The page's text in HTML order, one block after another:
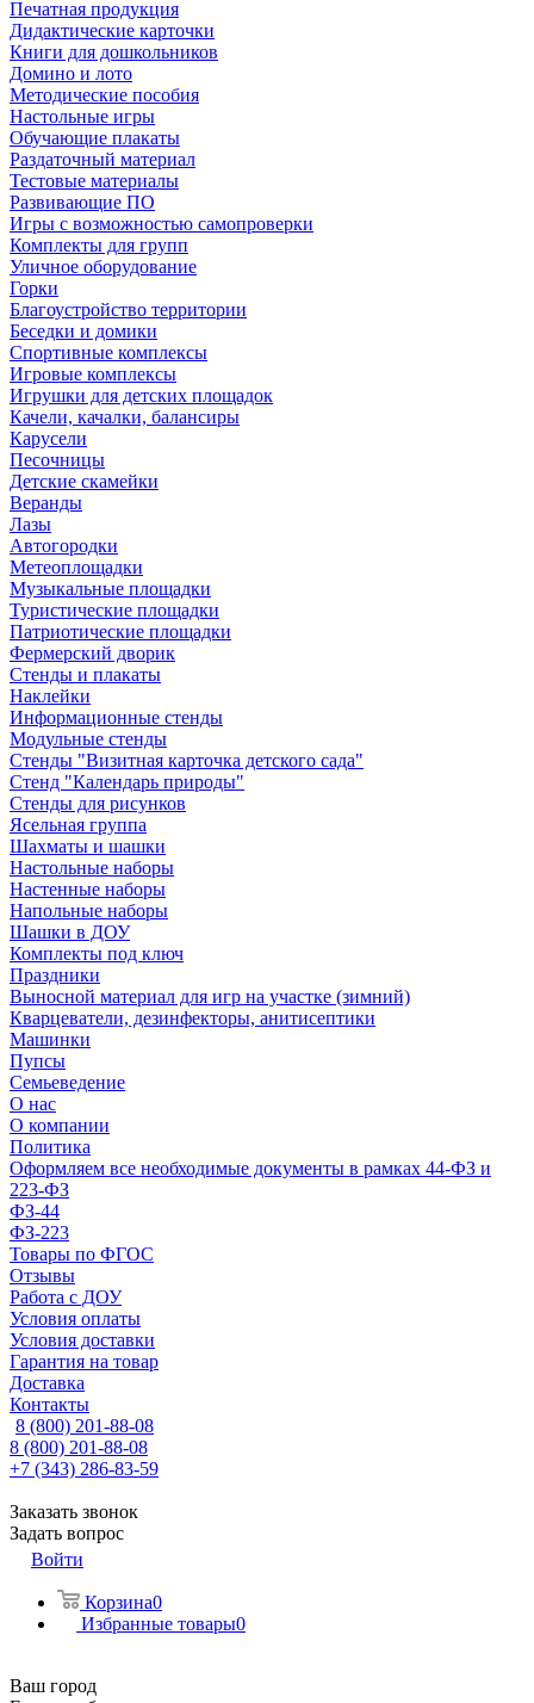
Печатная продукция
Дидактические карточки
Книги для дошкольников
Домино и лото
Методические пособия
Настольные игры
Обучающие плакаты
Раздаточный материал
Тестовые материалы
Развивающие ПО
Игры с возможностью самопроверки
Комплекты для групп
Уличное оборудование
Горки
Благоустройство территории
Беседки и домики
Спортивные комплексы
Игровые комплексы
Игрушки для детских площадок
Качели, качалки, балансиры
Карусели
Песочницы
Детские скамейки
Веранды
Лазы
Автогородки
Метеоплощадки
Музыкальные площадки
Туристические площадки
Патриотические площадки
Фермерский дворик
Стенды и плакаты
Наклейки
Информационные стенды
Модульные стенды
Стенды "Визитная карточка детского сада"
Стенд "Календарь природы"
Стенды для рисунков
Ясельная группа
Шахматы и шашки
Настольные наборы
Настенные наборы
Напольные наборы
Шашки в ДОУ
Комплекты под ключ
Праздники
Выносной материал для игр на участке (зимний)
Кварцеватели, дезинфекторы, анитисептики
Машинки
Пупсы
Семьеведение
О нас
О компании
Политика
Оформляем все необходимые документы в рамках 44-ФЗ и
223-ФЗ
ФЗ-44
ФЗ-223
Товары по ФГОС
Отзывы
Работа с ДОУ
Условия оплаты
Условия доставки
Гарантия на товар
Доставка
Контакты
8 (800) 201-88-08
8 (800) 201-88-08
+7 (343) 286-83-59
Заказать звонок
Задать вопрос
Войти
Корзина0
Избранные товары0
Ваш город